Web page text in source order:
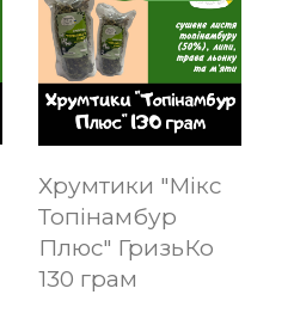
Хрумтики "Мікс
Топінамбур
Плюс" ГризьКо
130 грам